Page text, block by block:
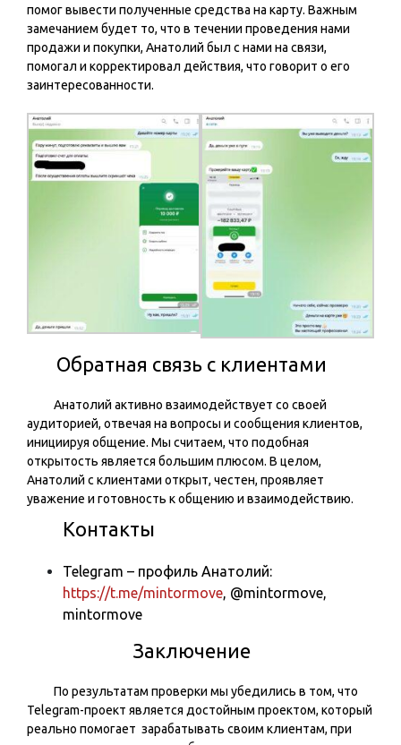
помог вывести полученные средства на карту. Важным
замечанием будет то, что в течении проведения нами
продажи и покупки, Анатолий был с нами на связи,
помогал и корректировал действия, что говорит о его
заинтересованности.
Обратная связь с клиентами
Анатолий активно взаимодействует со своей
аудиторией, отвечая на вопросы и сообщения клиентов,
инициируя общение. Мы считаем, что подобная
открытость является большим плюсом. В целом,
Анатолий с клиентами открыт, честен, проявляет
уважение и готовность к общению и взаимодействию.
Контакты
Telegram – профиль Анатолий:
https://t.me/mintormove, @mintormove,
mintormove
Заключение
По результатам проверки мы убедились в том, что
Telegram-проект является достойным проектом, который
реально помогает зарабатывать своим клиентам, при